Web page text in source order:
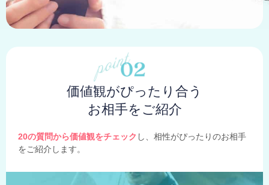
価値観がぴったり合う
お相手をご紹介
20の質問から価値観をチェック し、相性がぴったりのお相手
をご紹介します。